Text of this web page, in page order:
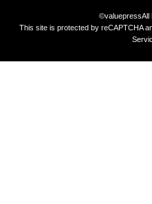
©valuepressAll
This site is protected by reCAPTCHA